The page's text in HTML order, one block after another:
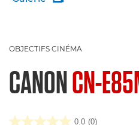
OBJECTIFS CINÉMA
CANONCN-
0.0 (0)